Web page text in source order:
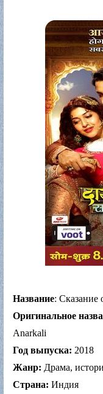
Название:
Оригинальное
Anarkali
Год выпуска: 2018
Жанр: Драма,
Страна: Индия